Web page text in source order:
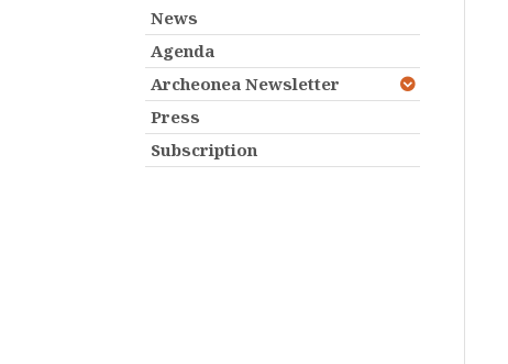
News
Agenda
Archeonea Newsletter
Press
Subscription